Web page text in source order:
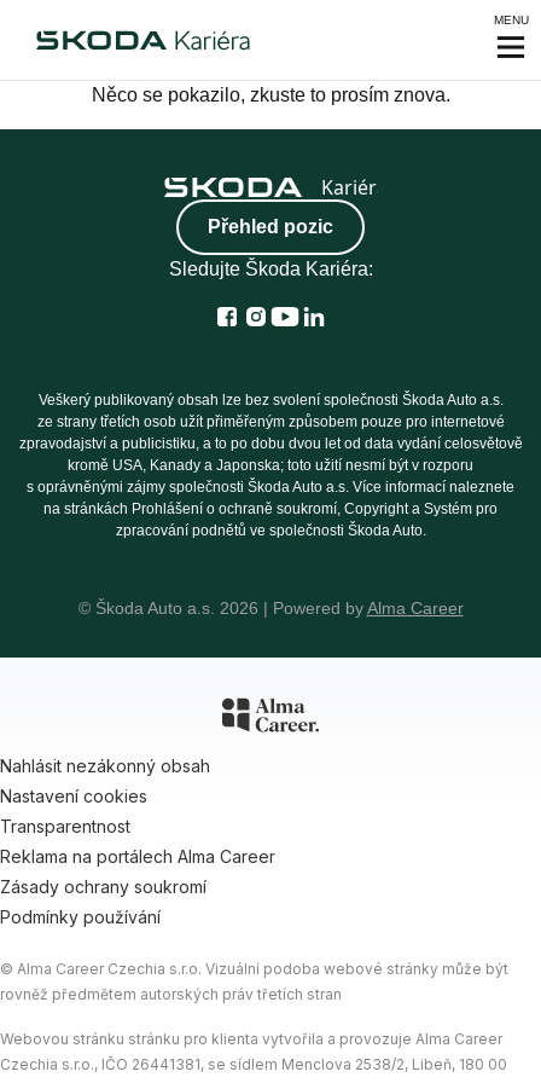
MENU
Něco se pokazilo, zkuste to prosím znova.
Přehled pozic
Sledujte Škoda Kariéra:
Veškerý publikovaný obsah lze bez svolení společnosti Škoda Auto a.s.
ze strany třetích osob užít přiměřeným způsobem pouze pro internetové
zpravodajství a publicistiku, a to po dobu dvou let od data vydání celosvětově
kromě USA, Kanady a Japonska; toto užití nesmí být v rozporu
s oprávněnými zájmy společnosti Škoda Auto a.s. Více informací naleznete
na stránkách Prohlášení o ochraně soukromí, Copyright a Systém pro
zpracování podnětů ve společnosti Škoda Auto.
© Škoda Auto a.s. 2026 | Powered byAlma Career
Nahlásit nezákonný obsah
Nastavení cookies
Transparentnost
Reklama na portálech Alma Career
Zásady ochrany soukromí
Podmínky používání
© Alma Career Czechia s.r.o. Vizuální podoba webové stránky může být
rovněž předmětem autorských práv třetích stran
Webovou stránku stránku pro klienta vytvořila a provozuje Alma Career
Czechia s.r.o., IČO 26441381, se sídlem Menclova 2538/2, Libeň, 180 00